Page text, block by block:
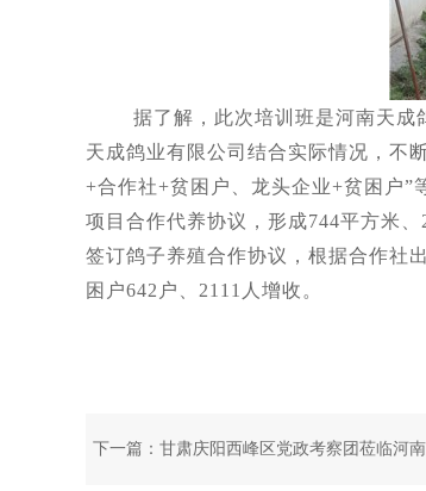
据了解，此次培训班是河南天成鸽
天成鸽业有限公司结合实际情况，不
+合作社+贫困户、龙头企业+贫困户”
项目合作代养协议，形成744平方米
签订鸽子养殖合作协议，根据合作社
困户642户、2111人增收。
下一篇： 甘肃庆阳西峰区党政考察团莅临河